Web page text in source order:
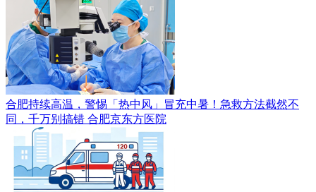
合肥持续高温，警惕「热中风」冒充中暑！急救方法截然不
同，千万别搞错 合肥京东方医院